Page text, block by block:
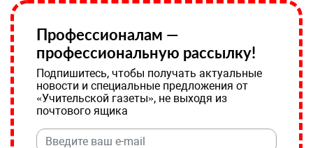
Профессионалам —
профессиональную рассылку!
Подпишитесь, чтобы получать актуальные
новости и специальные предложения от
«Учительской газеты», не выходя из
почтового ящика